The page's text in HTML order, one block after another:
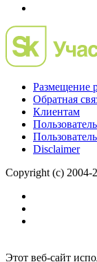
Размещение
Обратная
Клиентам
Disclaimer
Copyright (c) 2004-
Этот веб-сайт